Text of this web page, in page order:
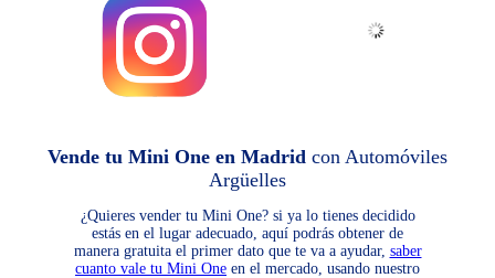
Vende tu Mini One en Madrid con Automóviles
Argüelles
¿Quieres vender tu Mini One? si ya lo tienes decidido
estás en el lugar adecuado, aquí podrás obtener de
manera gratuita el primer dato que te va a ayudar, saber
cuanto vale tu Mini One en el mercado, usando nuestro